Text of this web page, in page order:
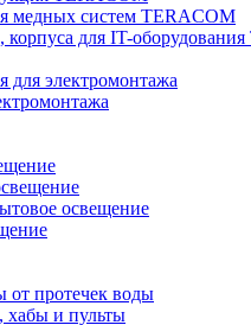
медных систем TERACOM
для IT-
для электромонтажа
освещение
от протечек воды
хабы и пульты